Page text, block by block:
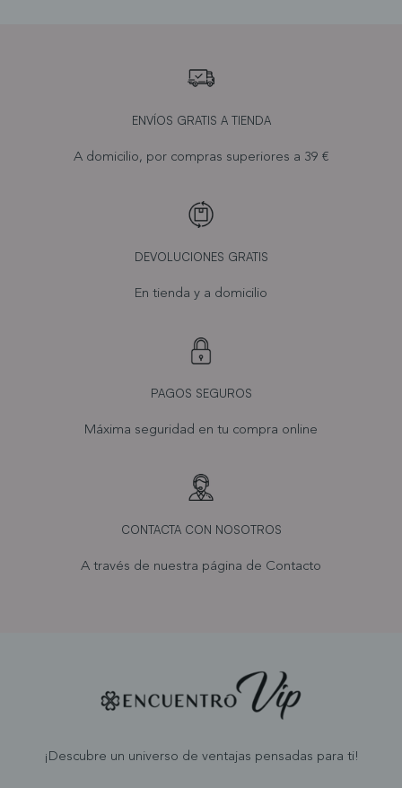
ENVÍOS GRATIS A TIENDA
A domicilio, por compras superiores a 39 €
DEVOLUCIONES GRATIS
En tienda y a domicilio
PAGOS SEGUROS
Máxima seguridad en tu compra online
CONTACTA CON NOSOTROS
A través de nuestra página de Contacto
¡Descubre un universo de ventajas pensadas para ti!